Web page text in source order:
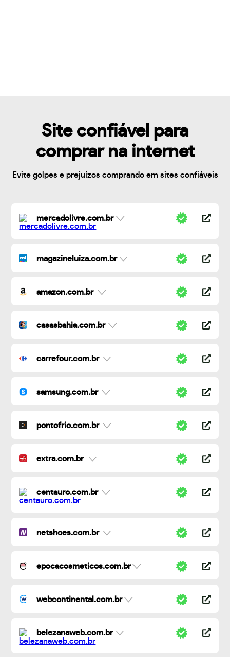
Site confiável para
comprar na internet
Evite golpes e prejuízos comprando em sites confiáveis
mercadolivre.com.br
magazineluiza.com.br
amazon.com.br
casasbahia.com.br
carrefour.com.br
samsung.com.br
pontofrio.com.br
extra.com.br
centauro.com.br
netshoes.com.br
epocacosmeticos.com.br
webcontinental.com.br
belezanaweb.com.br